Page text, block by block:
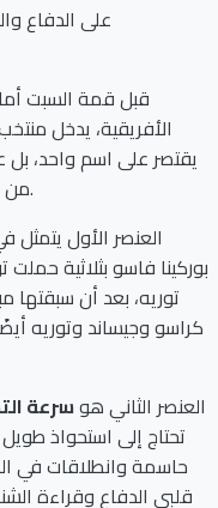
قبل قمة السبت
الأفريقية، يدخل
يقتصر على اسم واحد،
من طريق للوصول إلى مرمى محمد الشناوي.
العنصر الأول يتمثل
بوركينا فاسو بثلاثية
توريه، بعد أن
كراسو وجيساند وتوريه
العنصر الثاني هوسرعة
تحتاج إلى استحواذ
حاسمة وانطلاقات في
قلبي الدفاع وقراءة